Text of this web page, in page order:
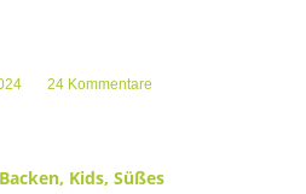
24 Kommentare
Backen, Kids, Süßes